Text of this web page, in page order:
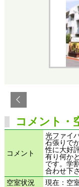
コメント・
コメント
光ファイ
石張りで
性に大好
有り何か
です。学
合わせ下
空室状況
現在：空